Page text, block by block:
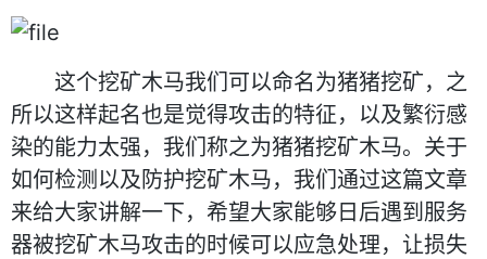
这个挖矿木马我们可以命名为猪猪挖矿，之
所以这样起名也是觉得攻击的特征，以及繁衍感
染的能力太强，我们称之为猪猪挖矿木马。关于
如何检测以及防护挖矿木马，我们通过这篇文章
来给大家讲解一下，希望大家能够日后遇到服务
器被挖矿木马攻击的时候可以应急处理，让损失